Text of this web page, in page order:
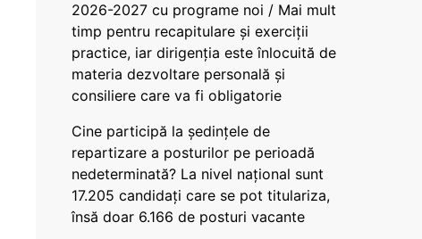
2026-2027 cu programe noi / Mai mult
timp pentru recapitulare și exerciții
practice, iar dirigenția este înlocuită de
materia dezvoltare personală și
consiliere care va fi obligatorie
Cine participă la ședințele de
repartizare a posturilor pe perioadă
nedeterminată? La nivel național sunt
17.205 candidați care se pot titulariza,
însă doar 6.166 de posturi vacante